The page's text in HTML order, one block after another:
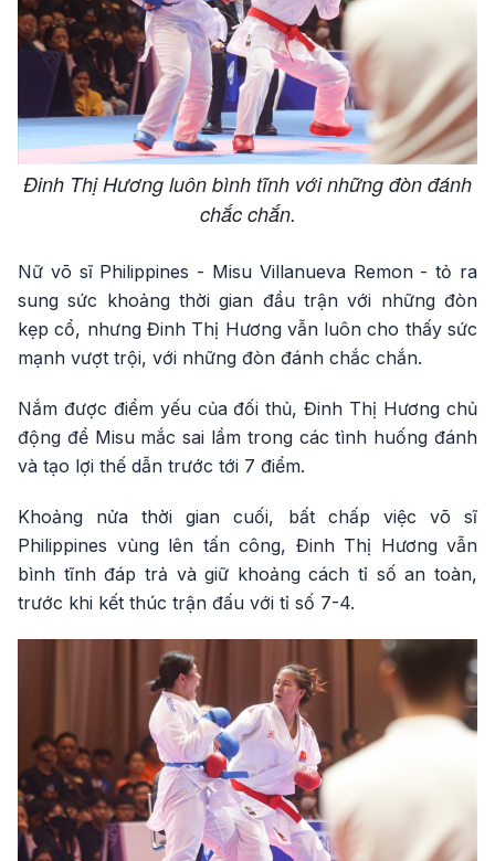
Đinh Thị Hương luôn bình tĩnh với những đòn đánh
chắc chắn.
Nữ võ sĩ Philippines - Misu Villanueva Remon - tỏ ra
sung sức khoảng thời gian đầu trận với những đòn
kẹp cổ, nhưng Đinh Thị Hương vẫn luôn cho thấy sức
mạnh vượt trội, với những đòn đánh chắc chắn.
Nắm được điểm yếu của đối thủ, Đinh Thị Hương chủ
động để Misu mắc sai lầm trong các tình huống đánh
và tạo lợi thế dẫn trước tới 7 điểm.
Khoảng nửa thời gian cuối, bất chấp việc võ sĩ
Philippines vùng lên tấn công, Đinh Thị Hương vẫn
bình tĩnh đáp trả và giữ khoảng cách tỉ số an toàn,
trước khi kết thúc trận đấu với tỉ số 7-4.